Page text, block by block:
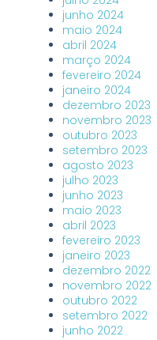
junho 2024
maio 2024
abril 2024
março 2024
fevereiro 2024
janeiro 2024
dezembro 2023
novembro 2023
outubro 2023
setembro 2023
agosto 2023
julho 2023
junho 2023
maio 2023
abril 2023
fevereiro 2023
janeiro 2023
dezembro 2022
novembro 2022
outubro 2022
setembro 2022
junho 2022